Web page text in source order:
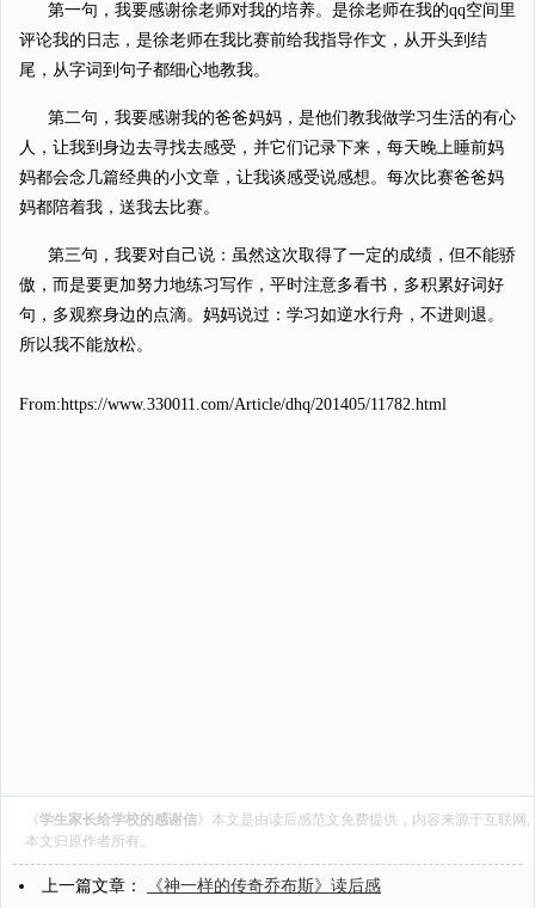
第一句，我要感谢徐老师对我的培养。是徐老师在我的qq空间里
评论我的日志，是徐老师在我比赛前给我指导作文，从开头到结
尾，从字词到句子都细心地教我。
第二句，我要感谢我的爸爸妈妈，是他们教我做学习生活的有心
人，让我到身边去寻找去感受，并它们记录下来，每天晚上睡前妈
妈都会念几篇经典的小文章，让我谈感受说感想。每次比赛爸爸妈
妈都陪着我，送我去比赛。
第三句，我要对自己说：虽然这次取得了一定的成绩，但不能骄
傲，而是要更加努力地练习写作，平时注意多看书，多积累好词好
句，多观察身边的点滴。妈妈说过：学习如逆水行舟，不进则退。
所以我不能放松。
From:https://www.330011.com/Article/dhq/201405/11782.html
《学生家长给学校的感谢信》本文是由读后感范文免费提供，内容来源于互联网,
本文归原作者所有。
上一篇文章： 《神一样的传奇乔布斯》读后感